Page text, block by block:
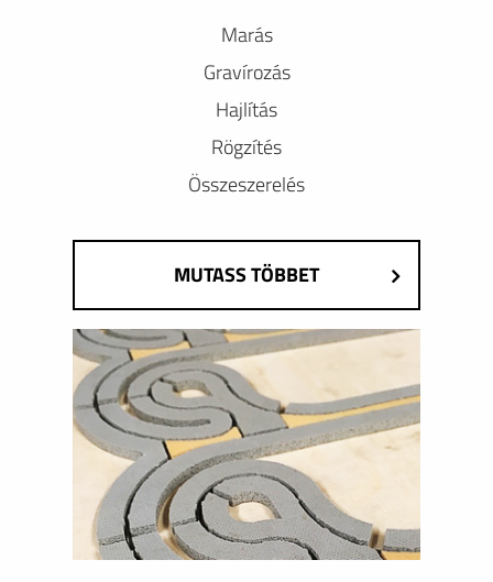
Marás
Gravírozás
Hajlítás
Rögzítés
Összeszerelés
MUTASS TÖBBET